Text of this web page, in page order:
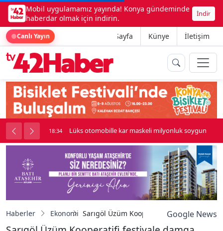
Mobil uygulamamız yayında! Konya gündeminde
haberdar olmak için indirin.
İndir
Canlı Yayın Ana Sayfa Künye İletişim
kavga çıktı 18:34 Lüks otomobille kar maskeli milyonluk soygun
Haberler Ekonomi Sarıgöl Üzüm Kooperatifi festivale
Google News